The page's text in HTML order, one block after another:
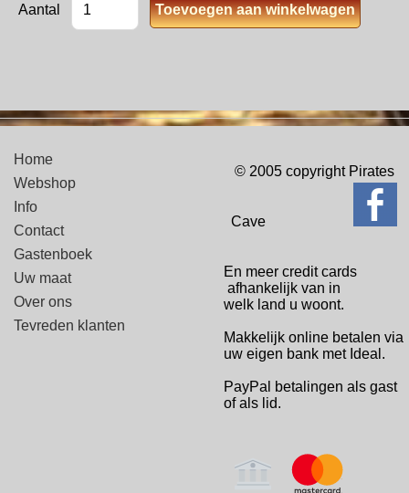
Aantal
Home
Webshop
Info
Contact
Gastenboek
Uw maat
Over ons
Tevreden klanten
© 2005 copyright Pirates
Cave
En meer credit cards
afhankelijk van in
welk land u woont.
Makkelijk online betalen via
uw eigen bank met Ideal.
PayPal betalingen als gast
of als lid.